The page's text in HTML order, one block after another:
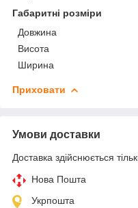
Габаритні розміри
Довжина
Висота
Ширина
Приховати
Умови доставки
Доставка здійснюється
Нова Пошта
Укрпошта